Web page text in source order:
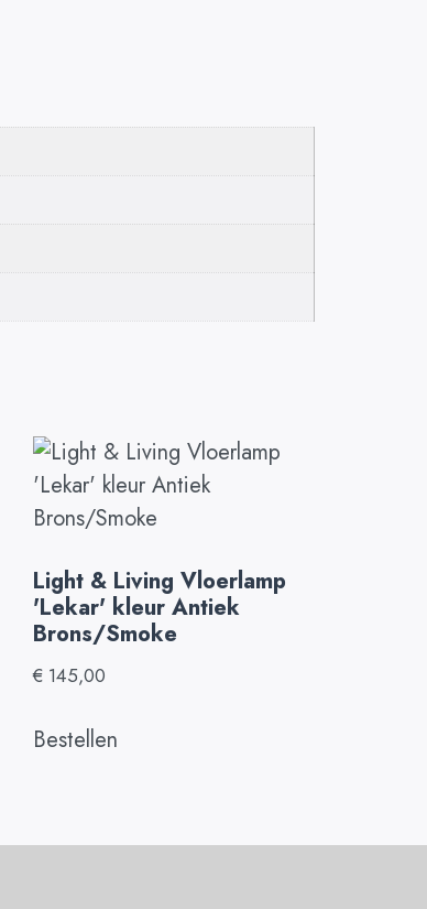
Light & Living Vloerlamp
'Lekar' kleur Antiek
Brons/Smoke
€ 145,00
Bestellen